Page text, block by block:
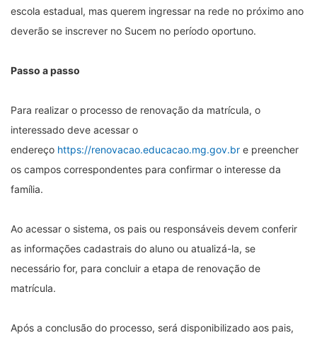
escola estadual, mas querem ingressar na rede no próximo ano
deverão se inscrever no Sucem no período oportuno.
Passo a passo
Para realizar o processo de renovação da matrícula, o
interessado deve acessar o
endereço https://renovacao.educacao.mg.gov.br e preencher
os campos correspondentes para confirmar o interesse da
família.
Ao acessar o sistema, os pais ou responsáveis devem conferir
as informações cadastrais do aluno ou atualizá-la, se
necessário for, para concluir a etapa de renovação de
matrícula.
Após a conclusão do processo, será disponibilizado aos pais,